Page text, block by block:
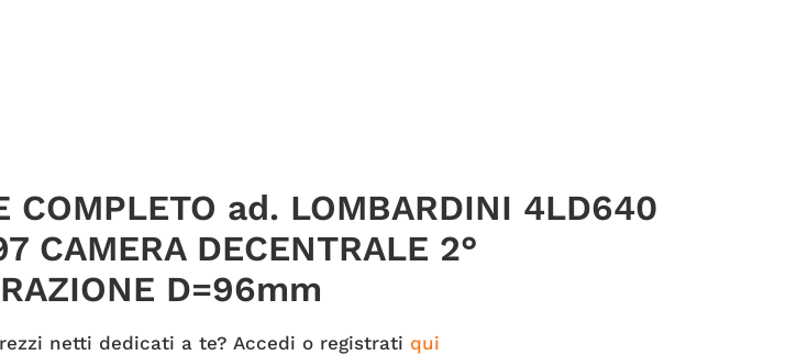
COMPLETO ad. LOMBARDINI 4LD640
CAMERA DECENTRALE 2°
D=96mm
netti dedicati a te? Accedi o registrati qui